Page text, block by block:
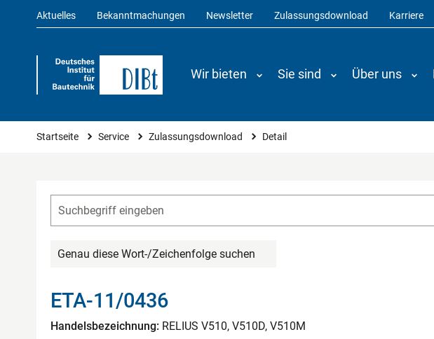
Aktuelles Bekanntmachungen Newsletter Zulassungsdownload Karriere
Wir bieten Sie sind Über uns
Sie sind hier
Startseite Service Zulassungsdownload Detail
Genau diese Wort-/Zeichenfolge suchen
ETA-11/0436
Handelsbezeichnung: RELIUS V510, V510D, V510M